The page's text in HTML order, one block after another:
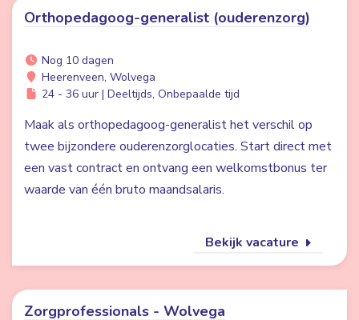
Orthopedagoog-generalist (ouderenzorg)
Nog 10 dagen
Heerenveen, Wolvega
24 - 36 uur | Deeltijds, Onbepaalde tijd
Maak als orthopedagoog-generalist het verschil op
twee bijzondere ouderenzorglocaties. Start direct met
een vast contract en ontvang een welkomstbonus ter
waarde van één bruto maandsalaris.
Bekijk vacature
Zorgprofessionals - Wolvega